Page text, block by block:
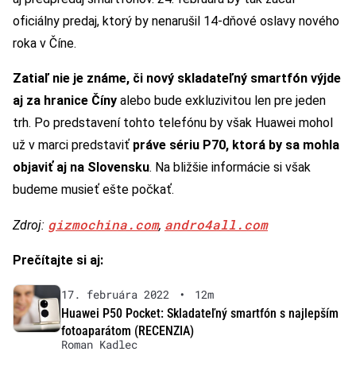
oficiálny predaj, ktorý by nenarušil 14-dňové oslavy nového
roka v Číne.
Zatiaľ nie je známe, či nový skladateľný smartfón výjde
aj za hranice Číny alebo bude exkluzivitou len pre jeden
trh. Po predstavení tohto telefónu by však Huawei mohol
už v marci predstaviť práve sériu P70, ktorá by sa mohla
objaviť aj na Slovensku. Na bližšie informácie si však
budeme musieť ešte počkať.
Zdroj: gizmochina.com, andro4all.com
Prečítajte si aj:
17. februára 2022 •
12m
Huawei P50 Pocket: Skladateľný smartfón s najlepším
fotoaparátom (RECENZIA)
Roman Kadlec